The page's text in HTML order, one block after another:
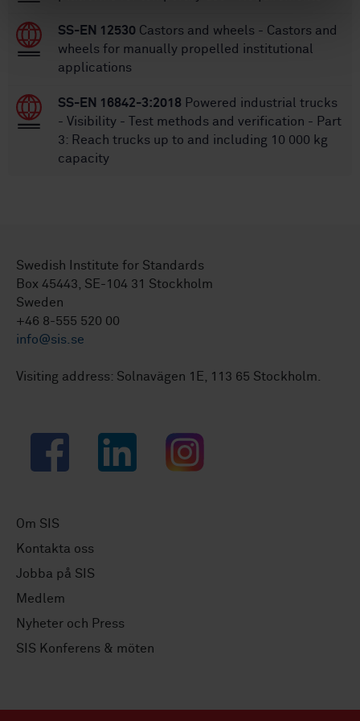
SS-EN 12530 Castors and wheels - Castors and
wheels for manually propelled institutional
applications
SS-EN 16842-3:2018 Powered industrial trucks
- Visibility - Test methods and verification - Part
3: Reach trucks up to and including 10 000 kg
capacity
Swedish Institute for Standards
Box 45443, SE-104 31 Stockholm
Sweden
+46 8-555 520 00
info@sis.se
Visiting address: Solnavägen 1E, 113 65 Stockholm.
Facebook LinkedIn Instagram
Om SIS
Kontakta oss
Jobba på SIS
Medlem
Nyheter och Press
SIS Konferens & möten